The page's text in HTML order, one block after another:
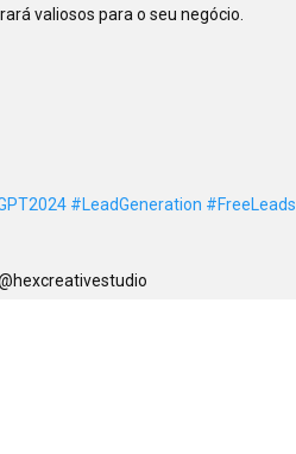
valiosos para o seu negócio.
#LeadGeneration #FreeLeads